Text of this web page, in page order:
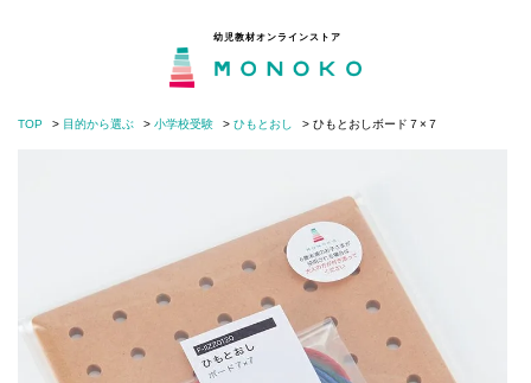
幼児教材オンラインストア
TOP 目的から選ぶ 小学校受験 ひもとおし ひもとおしボード７×７
MONOKOとは
年齢から選ぶ
モンテッソーリの分野から選ぶ
閉じる